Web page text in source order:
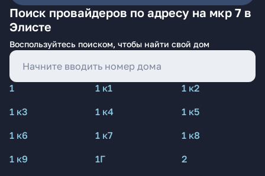
Поиск провайдеров по адресу на мкр 7 в
Элисте
Воспользуйтесь поиском, чтобы найти свой дом
1 1 к1
1 к2
1 к3
1 к4
1 к5
1 к6
1 к7
1 к8
1 к9
1Г
2